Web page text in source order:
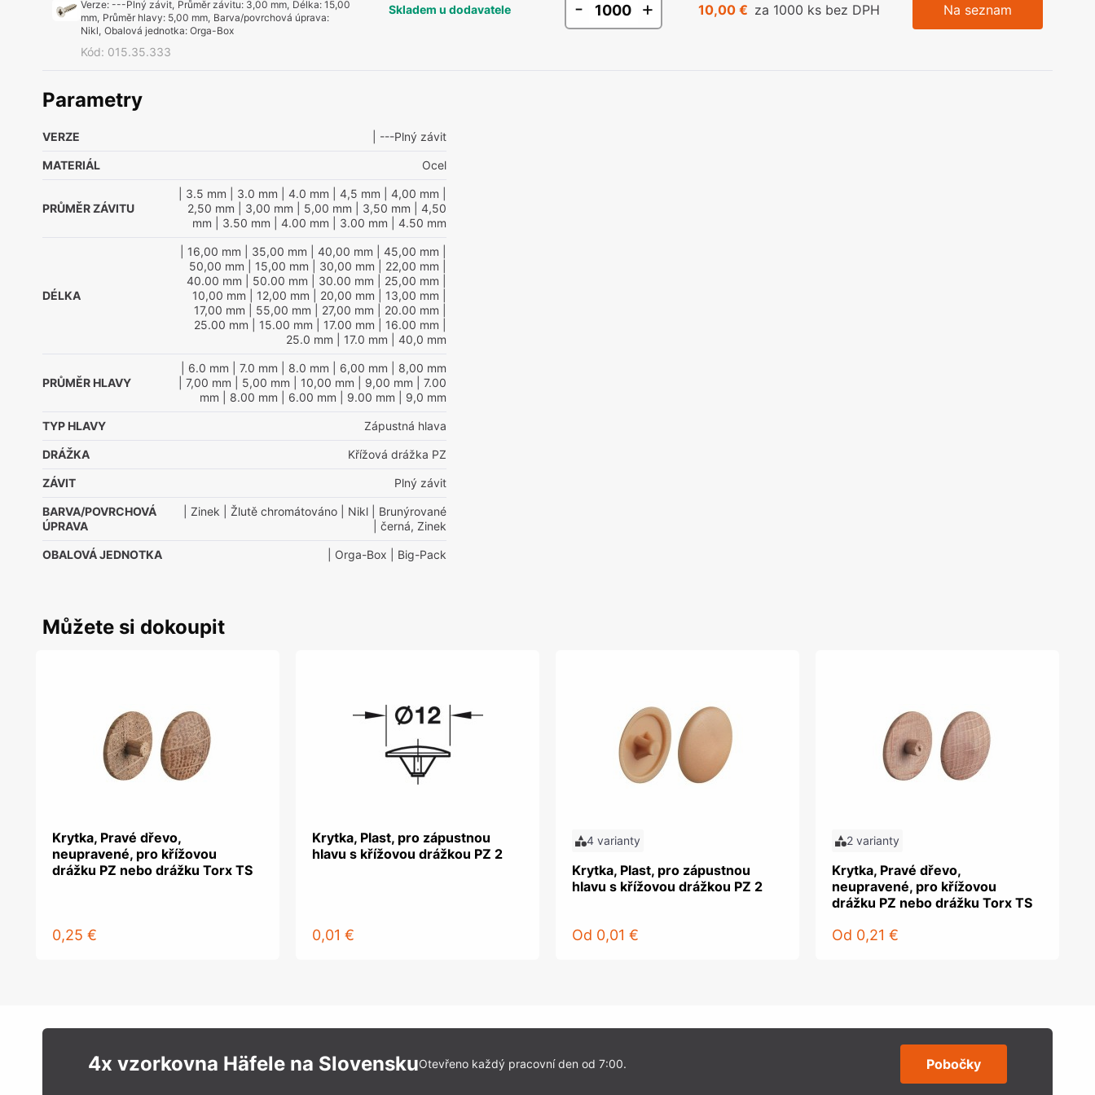
Verze: ---Plný závit, Průměr závitu: 3,00 mm, Délka: 15,00
mm, Průměr hlavy: 5,00 mm, Barva/povrchová úprava:
Nikl, Obalová jednotka: Orga-Box
Kód: 015.35.333
Skladem u dodavatele - + 10,00 € za 1000 ks bez DPH Na seznam
Parametry
VERZE | ---Plný závit
MATERIÁL Ocel
PRŮMĚR ZÁVITU
| 3.5 mm | 3.0 mm | 4.0 mm | 4,5 mm | 4,00 mm
2,50 mm | 3,00 mm | 5,00 mm | 3,50 mm | 4,50
mm | 3.50 mm | 4.00 mm | 3.00 mm | 4.50 mm
DÉLKA
| 16,00 mm | 35,00 mm | 40,00 mm | 45,00 mm
50,00 mm | 15,00 mm | 30,00 mm | 22,00 mm
40.00 mm | 50.00 mm | 30.00 mm | 25,00 mm
10,00 mm | 12,00 mm | 20,00 mm | 13,00 mm
17,00 mm | 55,00 mm | 27,00 mm | 20.00 mm
25.00 mm | 15.00 mm | 17.00 mm | 16.00 mm
25.0 mm | 17.0 mm | 40,0 mm
PRŮMĚR HLAVY
| 6.0 mm | 7.0 mm | 8.0 mm | 6,00 mm | 8,00 mm
| 7,00 mm | 5,00 mm | 10,00 mm | 9,00 mm | 7.00
mm | 8.00 mm | 6.00 mm | 9.00 mm | 9,0 mm
TYP HLAVY Zápustná hlava
DRÁŽKA Křížová drážka PZ
ZÁVIT Plný závit
BARVA/POVRCHOVÁ
ÚPRAVA
| Zinek | Žlutě chromátováno | Nikl | Brunýrované
| černá, Zinek
OBALOVÁ JEDNOTKA | Orga-Box | Big-Pack
Můžete si dokoupit
Krytka, Pravé dřevo,
neupravené, pro křížovou
drážku PZ nebo drážku Torx TS
0,25 €
Krytka, Plast, pro zápustnou
hlavu s křížovou drážkou PZ 2
0,01 €
4 varianty
Krytka, Plast, pro zápustnou
hlavu s křížovou drážkou PZ 2
Od 0,01 €
2 varianty
Krytka, Pravé dřevo,
neupravené, pro křížovou
drážku PZ nebo drážku Torx TS
Od 0,21 €
4x vzorkovna Häfele na SlovenskuOtevřeno každý pracovní den od 7:00. Pobočky